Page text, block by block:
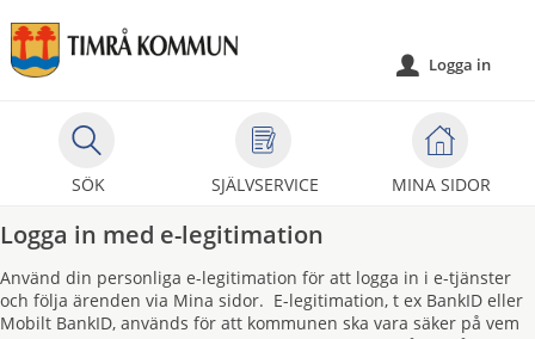
Välkommen
till
självservice
kommun
SÖK SJÄLVSERVICE MINA SIDOR
u Logga in
Logga in med e-legitimation
Använd din personliga e-legitimation för att logga in i e-tjänster
och följa ärenden via Mina sidor. E-legitimation, t ex BankID eller
Mobilt BankID, används för att kommunen ska vara säker på vem